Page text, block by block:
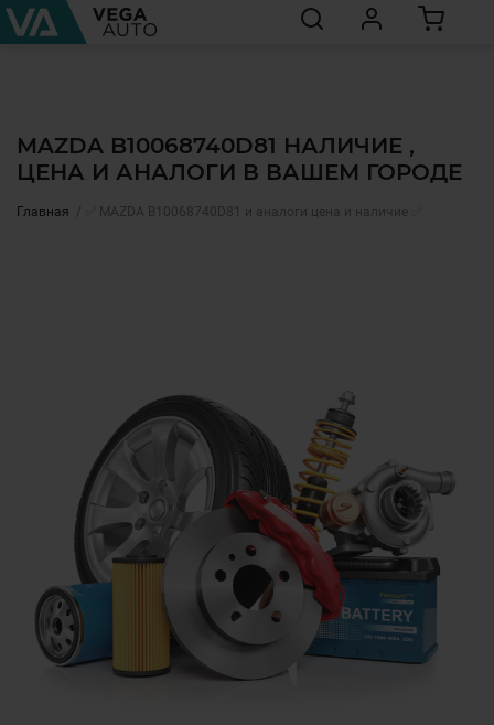
MAZDA B10068740D81 НАЛИЧИЕ ,
ЦЕНА И АНАЛОГИ В ВАШЕМ ГОРОДЕ
Главная ✅ MAZDA B10068740D81 и аналоги цена и наличие ✅